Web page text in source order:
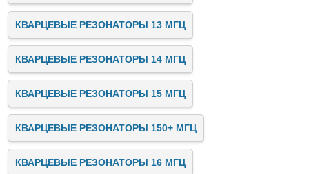
КВАРЦЕВЫЕ РЕЗОНАТОРЫ 13 МГЦ
КВАРЦЕВЫЕ РЕЗОНАТОРЫ 14 МГЦ
КВАРЦЕВЫЕ РЕЗОНАТОРЫ 15 МГЦ
КВАРЦЕВЫЕ РЕЗОНАТОРЫ 150+ МГЦ
КВАРЦЕВЫЕ РЕЗОНАТОРЫ 16 МГЦ